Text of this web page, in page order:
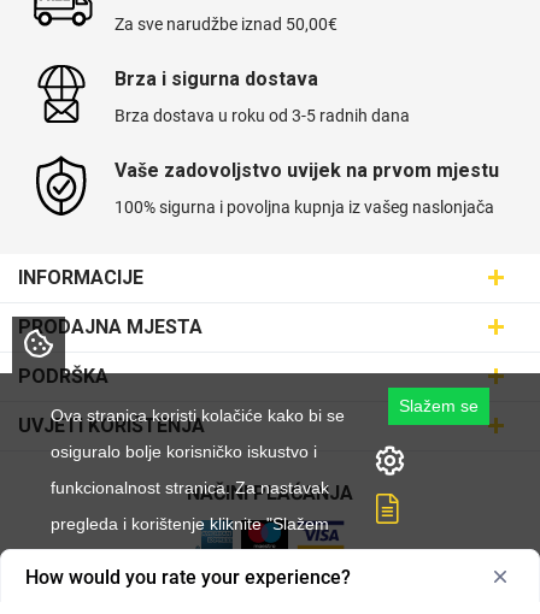
Za sve narudžbe iznad 50,00€
Brza i sigurna dostava
Brza dostava u roku od 3-5 radnih dana
Vaše zadovoljstvo uvijek na prvom mjestu
100% sigurna i povoljna kupnja iz vašeg naslonjača
INFORMACIJE
SVIJET MASKICA d.o.o.
Aleja javora 13, 10000 Zagreb
095 5555 345
prodaja@maskice.hr
PRODAJNA MJESTA
Poslovnica Trešnjevka
Poslovnica Kvatrić
Poslovnica Velika Gorica
Poslovnica Karlovac
PODRŠKA
Dostava
O nama
Karijera u maskice.hr
Postani partner
Zakupi franšizu
UVJETI KORIŠTENJA
Klub vjernosti
Obrazac za jednostrani raskid ugovora
Uvjeti korištenja
Pravne napomene
NAČINI PLAĆANJA
Copyright © 2026 Maskice.hr |
Ova stranica koristi kolačiće kako bi se
osiguralo bolje korisničko iskustvo i
funkcionalnost stranica. Za nastavak
pregleda i korištenje kliknite "Slažem
Slažem se
How would you rate your experience?